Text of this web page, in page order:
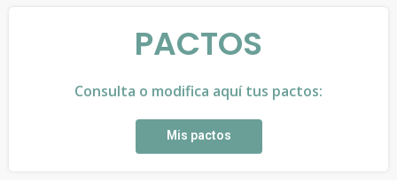
PACTOS
Consulta o modifica aquí tus pactos:
Mis pactos